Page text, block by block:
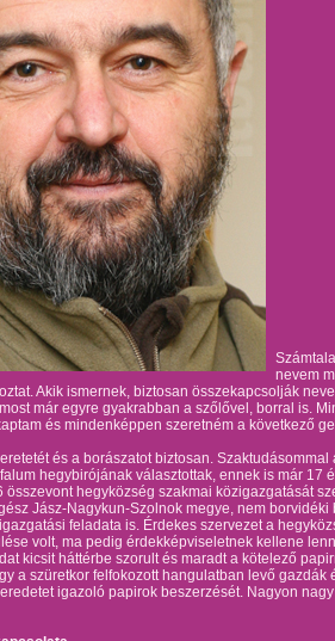
nevem
Akik ismernek, biztosan összekapcsolják
már egyre gyakrabban a szőlővel, borral is.
és mindenképpen szeretném a következő
és a borászatot biztosan. Szaktudásommal
hegybirójának választottak, ennek is már 17
összevont hegyközség szakmai közigazgatását
Jász-Nagykun-Szolnok megye, nem borvidéki
feladata is. Érdekes szervezet a
volt, ma pedig érdekképviseletnek kellene
kicsit háttérbe szorult és maradt a kötelező
a szüretkor felfokozott hangulatban levő gazdák
igazoló papirok beszerzését. Nagyon